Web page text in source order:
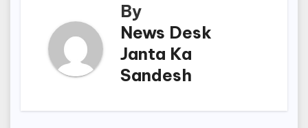
By
News Desk
Janta Ka
Sandesh